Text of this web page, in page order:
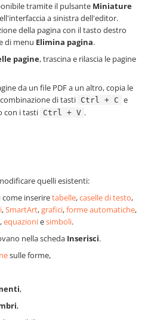
tramite il pulsante Miniature
a sinistra dell'editor.
della pagina con il tasto destro
di menu Elimina pagina.
pagine, trascina e rilascia le pagine
da un file PDF a un altro, copia le
di tasti Ctrl + C e
con i tasti Ctrl + V .
quelli esistenti:
come inseriretabelle,caselle di testo,
,SmartArt,grafici,forme automatiche,
,equazioniesimboli.
nella scheda Inserisci.
sulle forme,
,
,